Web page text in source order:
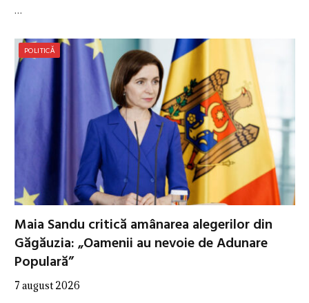
…
POLITICĂ
Maia Sandu critică amânarea alegerilor din
Găgăuzia: „Oamenii au nevoie de Adunare
Populară”
7 august 2026